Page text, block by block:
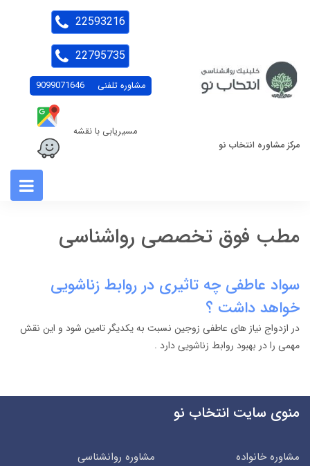
مرکز مشاوره انتخاب نو
مشاوره تلفنی 9099071646
مسیریابی با نقشه
22593216
22795735
مطب فوق تخصصی رواشناسی
سواد عاطفی چه تاثیری در روابط زناشویی
خواهد داشت ؟
در ازدواج نیاز های عاطفی زوجین نسبت به یکدیگر تامین شود و این نقش
مهمی را در بهبود روابط زناشویی دارد .
منوی سایت انتخاب نو
مشاوره خانواده
مشاوره روانشناسی